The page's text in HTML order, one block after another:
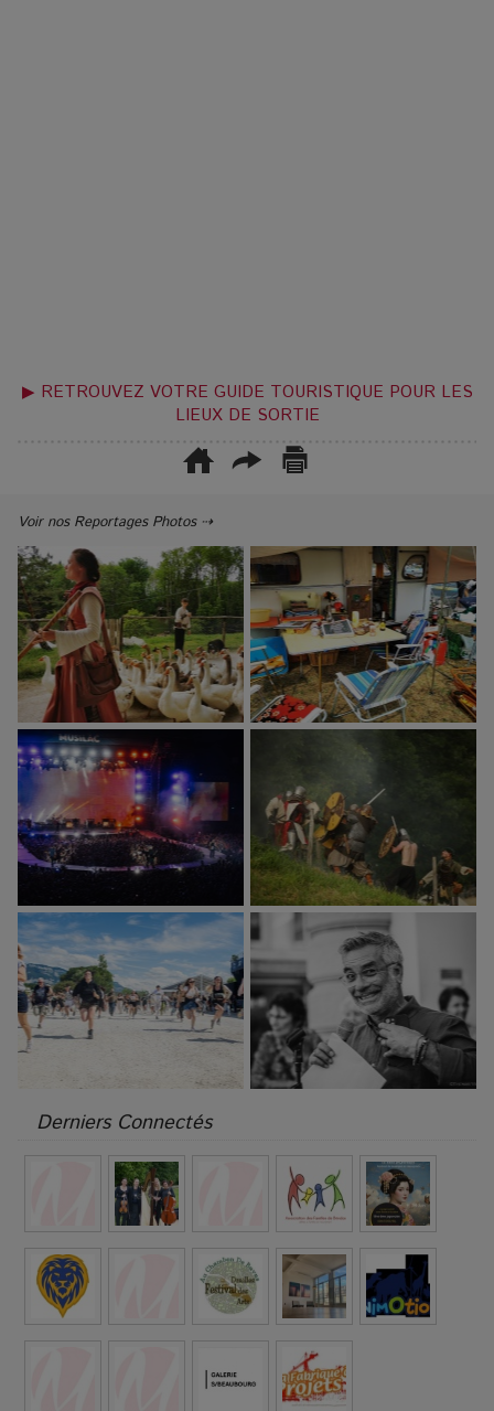
▶ RETROUVEZ VOTRE GUIDE TOURISTIQUE POUR LES
LIEUX DE SORTIE
Voir nos Reportages Photos ⇢
Derniers Connectés